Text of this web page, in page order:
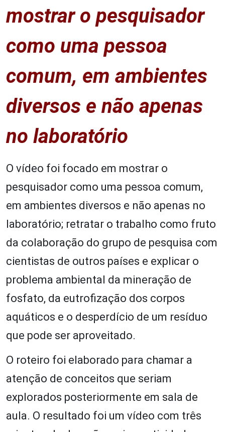
mostrar o pesquisador
como uma pessoa
comum, em ambientes
diversos e não apenas
no laboratório
O vídeo foi focado em mostrar o
pesquisador como uma pessoa comum,
em ambientes diversos e não apenas no
laboratório; retratar o trabalho como fruto
da colaboração do grupo de pesquisa com
cientistas de outros países e explicar o
problema ambiental da mineração de
fosfato, da eutrofização dos corpos
aquáticos e o desperdício de um resíduo
que pode ser aproveitado.
O roteiro foi elaborado para chamar a
atenção de conceitos que seriam
explorados posteriormente em sala de
aula. O resultado foi um vídeo com três